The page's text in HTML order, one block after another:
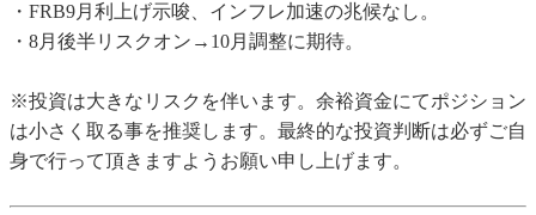
・FRB9月利上げ示唆、インフレ加速の兆候なし。
・8月後半リスクオン→10月調整に期待。
※投資は大きなリスクを伴います。余裕資金にてポジション
は小さく取る事を推奨します。最終的な投資判断は必ずご自
身で行って頂きますようお願い申し上げます。